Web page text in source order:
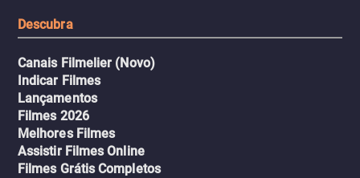
Descubra
Canais Filmelier (Novo)
Indicar Filmes
Lançamentos
Filmes 2026
Melhores Filmes
Assistir Filmes Online
Filmes Grátis Completos